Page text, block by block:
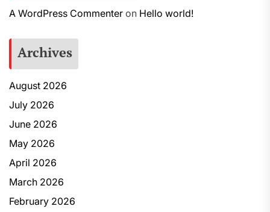
A WordPress Commenter on Hello world!
Archives
August 2026
July 2026
June 2026
May 2026
April 2026
March 2026
February 2026